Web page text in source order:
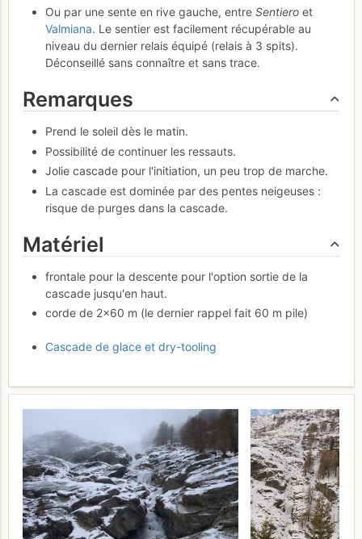
Ou par une sente en rive gauche, entre Sentiero et
Valmiana. Le sentier est facilement récupérable au
niveau du dernier relais équipé (relais à 3 spits).
Déconseillé sans connaître et sans trace.
Remarques
Prend le soleil dès le matin.
Possibilité de continuer les ressauts.
Jolie cascade pour l'initiation, un peu trop de marche.
La cascade est dominée par des pentes neigeuses :
risque de purges dans la cascade.
Matériel
frontale pour la descente pour l'option sortie de la
cascade jusqu'en haut.
corde de 2×60 m (le dernier rappel fait 60 m pile)
Cascade de glace et dry-tooling